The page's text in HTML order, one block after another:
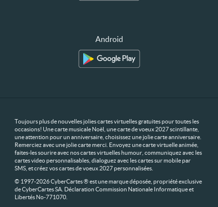
Android
Toujours plus de nouvelles jolies cartes virtuelles gratuites pour toutes les
occasions! Une carte musicale Noël, une carte de voeux 2027 scintillante,
une attention pour un anniversaire, choisissez une jolie carte anniversaire.
Remerciez avec une jolie carte merci. Envoyez une carte virtuelle animée,
faites-les sourire avec nos cartes virtuelles humour, communiquez avec les
cartes video personnalisables, dialoguez avec les cartes sur mobile par
SMS, et créez vos cartes de voeux 2027 personnalisées.
© 1997-2026 CyberCartes ® est une marque déposée, propriété exclusive
de CyberCartes SA. Déclaration Commission Nationale Informatique et
Libertés No-771070.